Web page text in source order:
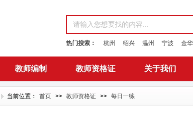
热门搜索： 杭州 绍兴 温州 宁波 金华
教师编制 教师资格证 关于我们
当前位置： 首页 >> 教师资格证 >> 每日一练